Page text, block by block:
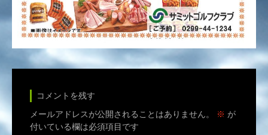
コメントを残す
メールアドレスが公開されることはありません。
※ が
付いている欄は必須項目です